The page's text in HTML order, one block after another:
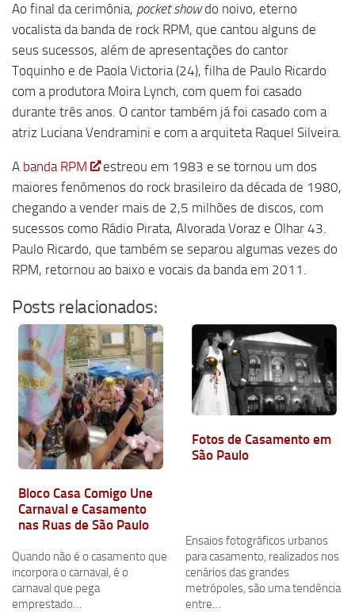
Ao final da cerimônia, pocket showdo noivo, eterno
vocalista da banda de rock RPM, que cantou alguns de
seus sucessos, além de apresentações do cantor
Toquinho e de Paola Victoria (24), filha de Paulo Ricardo
com a produtora Moira Lynch, com quem foi casado
durante três anos. O cantor também já foi casado com a
atriz Luciana Vendramini e com a arquiteta Raquel Silveira.
A banda RPM
estreou em 1983 e se tornou um dos
maiores fenômenos do rock brasileiro da década de 1980,
chegando a vender mais de 2,5 milhões de discos, com
sucessos como Rádio Pirata, Alvorada Voraz e Olhar 43.
Paulo Ricardo, que também se separou algumas vezes do
RPM, retornou ao baixo e vocais da banda em 2011.
Posts relacionados:
Bloco Casa Comigo Une
Carnaval e Casamento
nas Ruas de São Paulo
Quando não é o casamento que
incorpora o carnaval, é o
carnaval que pega
emprestado…
Fotos de Casamento em
São Paulo
Ensaios fotográficos urbanos
para casamento, realizados nos
cenários das grandes
metrópoles, são uma tendência
entre…